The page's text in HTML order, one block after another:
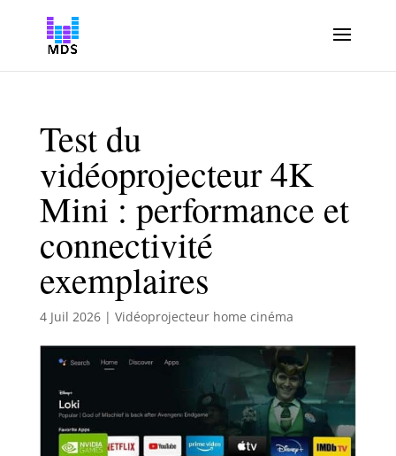
Test du
vidéoprojecteur 4K
Mini : performance et
connectivité
exemplaires
4 Juil 2026| Vidéoprojecteur home cinéma